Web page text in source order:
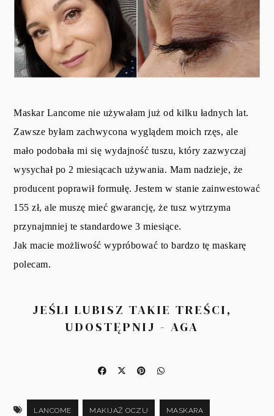
Maskar Lancome nie używałam już od kilku ładnych lat.
Zawsze byłam zachwycona wyglądem moich rzęs, ale
mało podobała mi się wydajność tuszu, który zazwyczaj
wysychał po 2 miesiącach używania. Mam nadzieje, że
producent poprawił formułę. Jestem w stanie zainwestować
155 zł, ale muszę mieć gwarancję, że tusz wytrzyma
przynajmniej te standardowe 3 miesiące.
Jak macie możliwość wypróbować to bardzo tę maskarę
polecam.
JEŚLI LUBISZ TAKIE TREŚCI,
UDOSTĘPNIJ - AGA
LANCOME MAKIJAŻ OCZU MASKARA